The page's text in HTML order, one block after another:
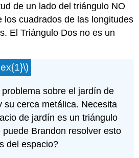
de un lado del triángulo NO
los cuadrados de las longitudes
El Triángulo Dos no es un
sobre el jardín de
su cerca metálica. Necesita
de jardín es un triángulo
Brandon resolver esto
del espacio?